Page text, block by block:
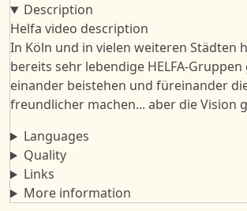
Description
Helfa video description
In Köln und in vielen weiteren Städten
bereits sehr lebendige HELFA-
einander beistehen und füreinander
freundlicher machen... aber die Vision
Languages
Quality
Links
More information